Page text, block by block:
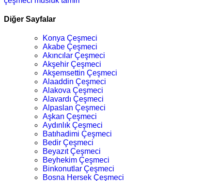
Diğer Sayfalar
Konya Çeşmeci
Akabe Çeşmeci
Akıncılar Çeşmeci
Akşehir Çeşmeci
Akşemsettin Çeşmeci
Alaaddin Çeşmeci
Alakova Çeşmeci
Alavardı Çeşmeci
Alpaslan Çeşmeci
Aşkan Çeşmeci
Aydınlık Çeşmeci
Batıhadimi Çeşmeci
Bedir Çeşmeci
Beyazıt Çeşmeci
Beyhekim Çeşmeci
Binkonutlar Çeşmeci
Bosna Hersek Çeşmeci